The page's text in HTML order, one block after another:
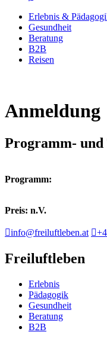
Erlebnis &
Gesundheit
Beratung
B2B
Reisen
Anmeldung
Programm-
Programm:
Preis: n.V.
info@freiluftleben.at
Freiluftleben
Erlebnis
Pädagogik
Gesundheit
Beratung
B2B